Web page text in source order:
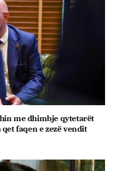
me dhimbje qytetarët
faqen e zezë vendit